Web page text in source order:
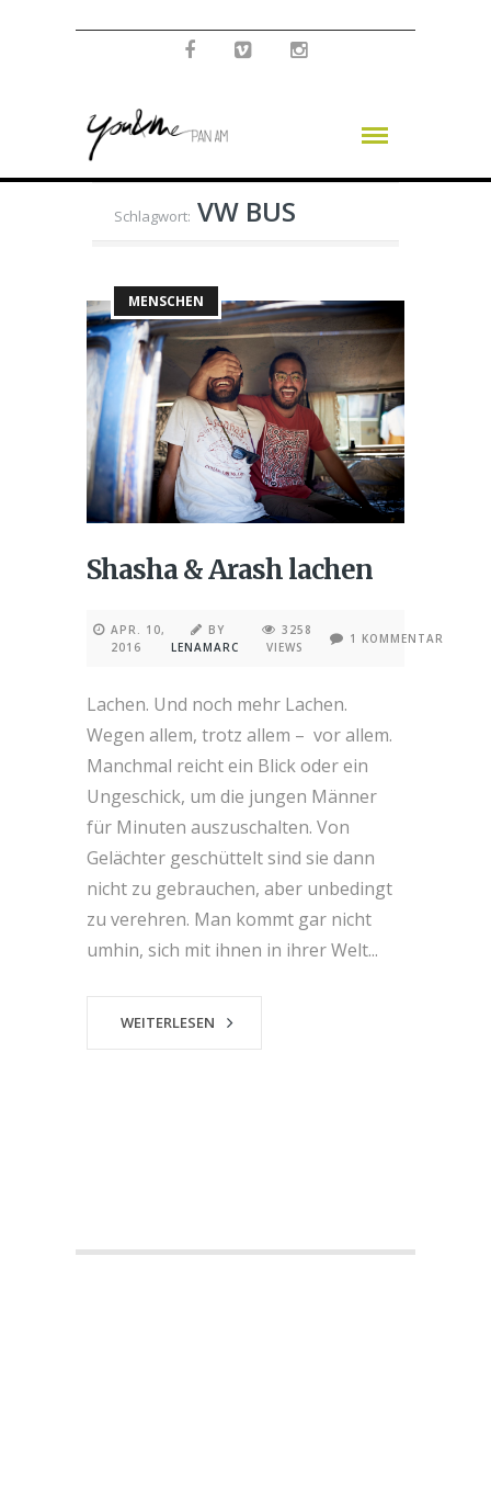
Schlagwort: VW BUS
MENSCHEN
Shasha & Arash lachen
APR. 10,
2016
BY
LENAMARC
3258
VIEWS
1 KOMMENTAR
Lachen. Und noch mehr Lachen.
Wegen allem, trotz allem – vor allem.
Manchmal reicht ein Blick oder ein
Ungeschick, um die jungen Männer
für Minuten auszuschalten. Von
Gelächter geschüttelt sind sie dann
nicht zu gebrauchen, aber unbedingt
zu verehren. Man kommt gar nicht
umhin, sich mit ihnen in ihrer Welt...
WEITERLESEN